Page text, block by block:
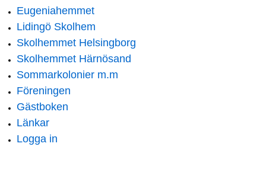
Eugeniahemmet
Lidingö Skolhem
Skolhemmet Helsingborg
Skolhemmet Härnösand
Sommarkolonier m.m
Föreningen
Gästboken
Länkar
Logga in